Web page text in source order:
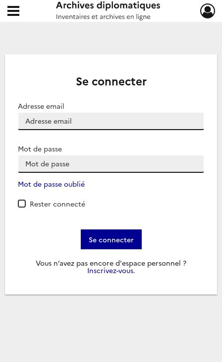
Archives diplomatiques
Ouvrir le menu déroulant
Se connecter
Adresse email
Mot de passe
Mot de passe oublié
Rester connecté
Se connecter
Vous n’avez pas encore d'espace personnel ?
Inscrivez-vous.